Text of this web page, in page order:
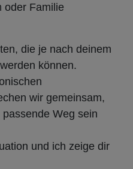
oder Familie
die je nach deinem
können.
wir gemeinsam,
Weg sein
und ich zeige dir